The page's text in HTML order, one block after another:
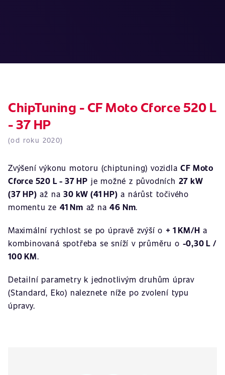
ChipTuning - CF Moto Cforce 520 L
- 37 HP
(od roku 2020)
Zvýšení výkonu motoru (chiptuning) vozidlaCF Moto
Cforce 520 L - 37 HP je možné z původních 27 kW
(37 HP) až na30 kW (41 HP) a nárůst točivého
momentu ze 41 Nm až na46 Nm.
Maximální rychlost se po úpravě zvýší o + 1 KM/H a
kombinovaná spotřeba se sníží v průměru o -0,30 L /
100 KM.
Detailní parametry k jednotlivým druhům úprav
(Standard, Eko) naleznete níže po zvolení typu
úpravy.